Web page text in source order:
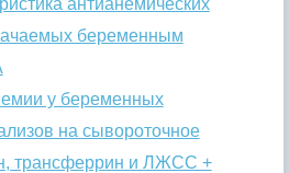
беременным
у беременных
на сывороточное
трансферрин и ЛЖСС +